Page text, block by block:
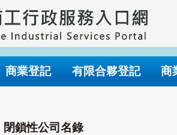
商業登記 有限合夥登記 商
閉鎖性公司名錄